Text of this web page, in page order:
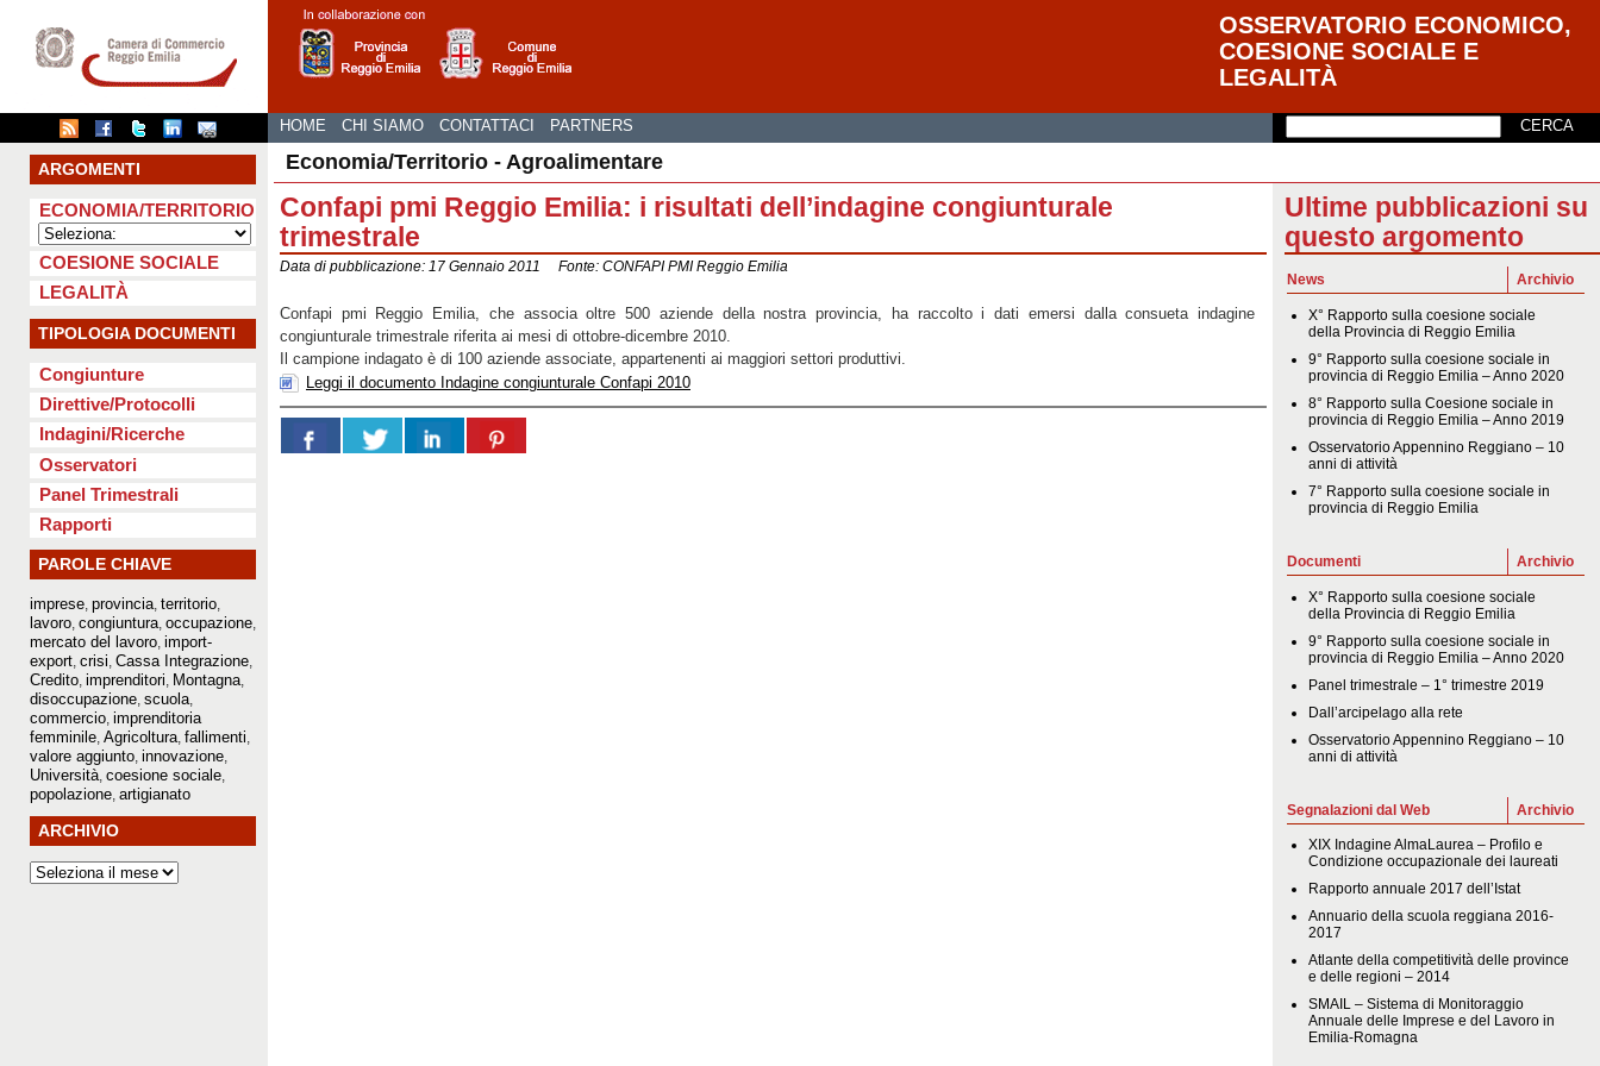
OSSERVATORIO ECONOMICO,
COESIONE SOCIALE E
LEGALITÀ
HOME CHI SIAMO CONTATTACI PARTNERS
ARGOMENTI
ECONOMIA/TERRITORIO
COESIONE SOCIALE
LEGALITÀ
TIPOLOGIA DOCUMENTI
Congiunture
Direttive/Protocolli
Indagini/Ricerche
Osservatori
Panel Trimestrali
Rapporti
PAROLE CHIAVE
imprese provincia territorio
lavoro congiuntura occupazione
mercato del lavoro import-
export crisi Cassa Integrazione
Credito imprenditori Montagna
disoccupazione scuola
commercio imprenditoria
femminile Agricoltura fallimenti
valore aggiunto innovazione
Università coesione sociale
popolazione artigianato
ARCHIVIO
Ultime pubblicazioni su
questo argomento
Archivio
News
X° Rapporto sulla coesione sociale
della Provincia di Reggio Emilia
9° Rapporto sulla coesione sociale in
provincia di Reggio Emilia – Anno 2020
8° Rapporto sulla Coesione sociale in
provincia di Reggio Emilia – Anno 2019
Osservatorio Appennino Reggiano – 10
anni di attività
7° Rapporto sulla coesione sociale in
provincia di Reggio Emilia
Archivio
Documenti
X° Rapporto sulla coesione sociale
della Provincia di Reggio Emilia
9° Rapporto sulla coesione sociale in
provincia di Reggio Emilia – Anno 2020
Panel trimestrale – 1° trimestre 2019
Dall’arcipelago alla rete
Osservatorio Appennino Reggiano – 10
anni di attività
Archivio
Segnalazioni dal Web
XIX Indagine AlmaLaurea – Profilo e
Condizione occupazionale dei laureati
Rapporto annuale 2017 dell’Istat
Annuario della scuola reggiana 2016-
2017
Atlante della competitività delle province
e delle regioni – 2014
SMAIL – Sistema di Monitoraggio
Annuale delle Imprese e del Lavoro in
Emilia-Romagna
Economia/Territorio - Agroalimentare
Confapi pmi Reggio Emilia: i risultati dell’indagine congiunturale
trimestrale
Data di pubblicazione: 17 Gennaio 2011 Fonte: CONFAPI PMI Reggio Emilia
Confapi pmi Reggio Emilia, che associa oltre 500 aziende della nostra provincia, ha raccolto i dati emersi dalla consueta indagine
congiunturale trimestrale riferita ai mesi di ottobre-dicembre 2010.
Il campione indagato è di 100 aziende associate, appartenenti ai maggiori settori produttivi.
Leggi il documento Indagine congiunturale Confapi 2010